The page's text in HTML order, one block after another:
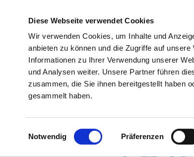
Diese Webseite verwendet Cookies
Wir verwenden Cookies, um Inhalte und
anbieten zu können und die Zugriffe auf
Informationen zu Ihrer Verwendung unserer
und Analysen weiter. Unsere Partner führen
zusammen, die Sie ihnen bereitgestellt haben
gesammelt haben.
Einwilligungsauswahl
Notwendig Präferenzen